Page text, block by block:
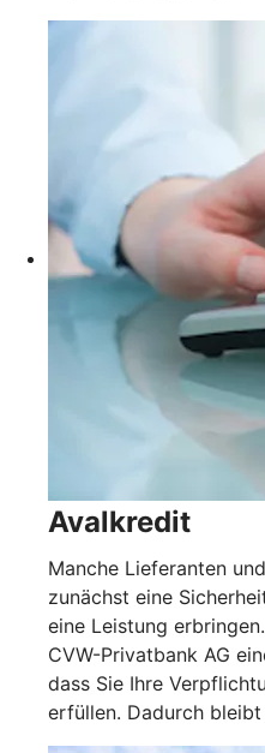
Avalkredit
Manche Lieferanten
zunächst eine
eine Leistung
CVW-Privatbank AG
dass Sie Ihre
erfüllen. Dadurch